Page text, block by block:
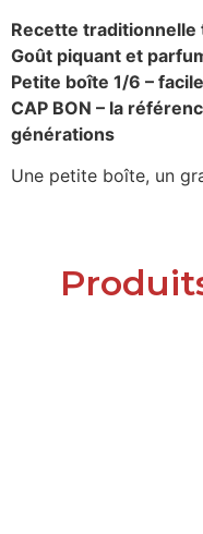
Recette traditionnelle
Goût piquant et
Petite boîte 1/6 –
CAP BON – la
générations
Une petite boîte, un